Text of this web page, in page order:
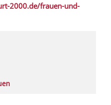
2000.de/frauen-und-